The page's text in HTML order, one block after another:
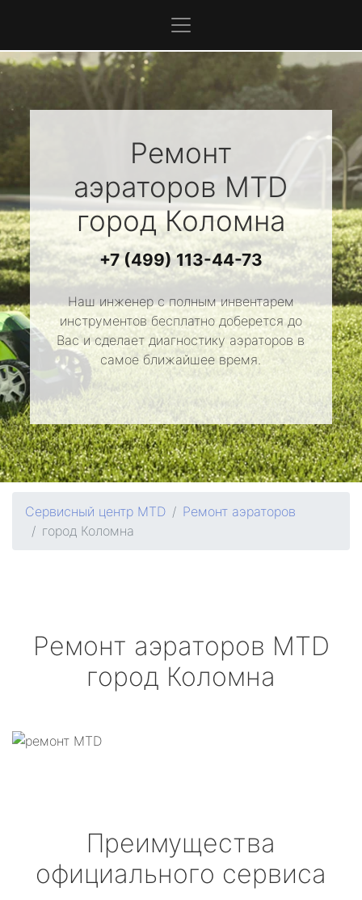
Ремонт
аэраторов MTD
город Коломна
+7 (499) 113-44-73
Наш инженер с полным инвентарем
инструментов бесплатно доберется до
Вас и сделает диагностику аэраторов в
самое ближайшее время.
Сервисный центр MTD
Ремонт аэраторов
город Коломна
Ремонт аэраторов MTD
город Коломна
Преимущества
официального сервиса